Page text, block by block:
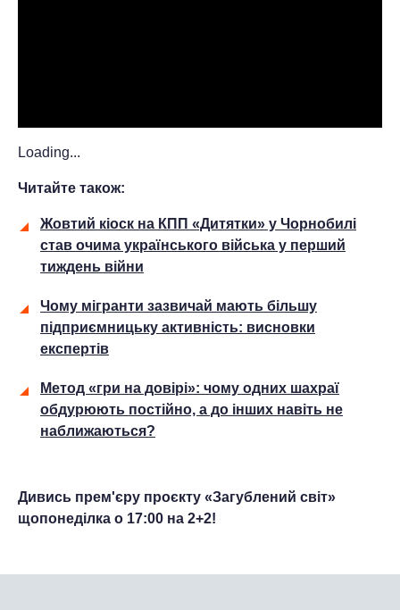
Loading...
Читайте також:
Жовтий кіоск на КПП «Дитятки» у Чорнобилі
став очима українського війська у перший
тиждень війни
Чому мігранти зазвичай мають більшу
підприємницьку активність: висновки
експертів
Метод «гри на довірі»: чому одних шахраї
обдурюють постійно, а до інших навіть не
наближаються?
Дивись прем'єру проєкту «Загублений світ»
щопонеділка о 17:00 на 2+2!